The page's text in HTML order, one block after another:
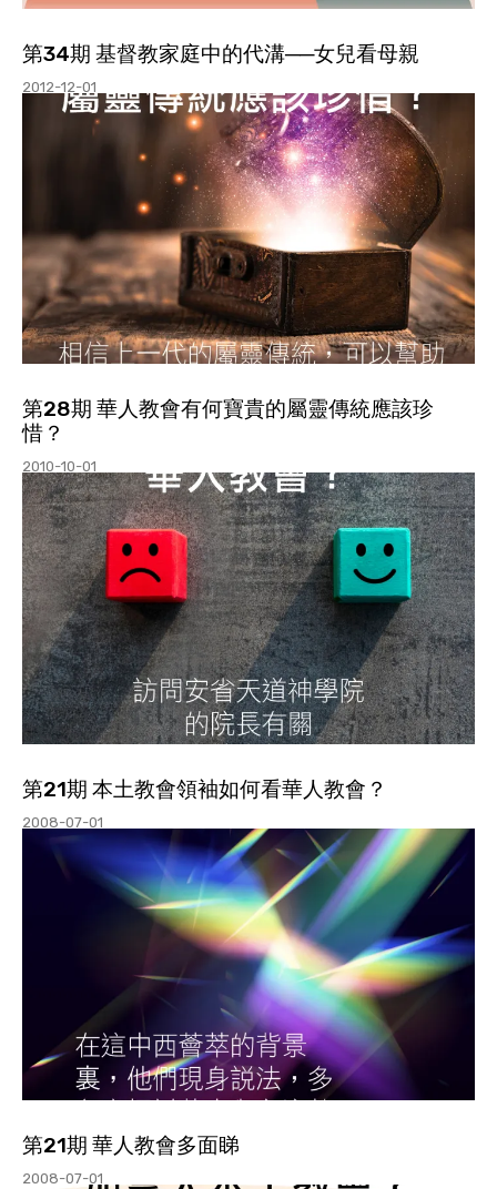
第34期 基督教家庭中的代溝──女兒看母親
2012-12-01
第28期 華人教會有何寶貴的屬靈傳統應該珍
惜？
2010-10-01
第21期 本土教會領袖如何看華人教會？
2008-07-01
第21期 華人教會多面睇
2008-07-01